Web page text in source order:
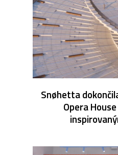
Snøhetta
Opera